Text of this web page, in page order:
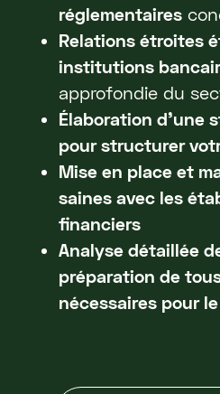
réglementaires
Relations étroites
institutions
approfondie du
Élaboration d'une
pour structurer
Mise en place et
saines avec les
financiers
Analyse détaillée
préparation de
nécessaires pour